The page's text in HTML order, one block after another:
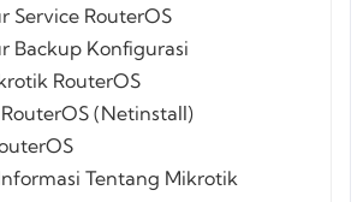
Service RouterOS
Backup Konfigurasi
RouterOS
RouterOS (Netinstall)
Tentang Mikrotik